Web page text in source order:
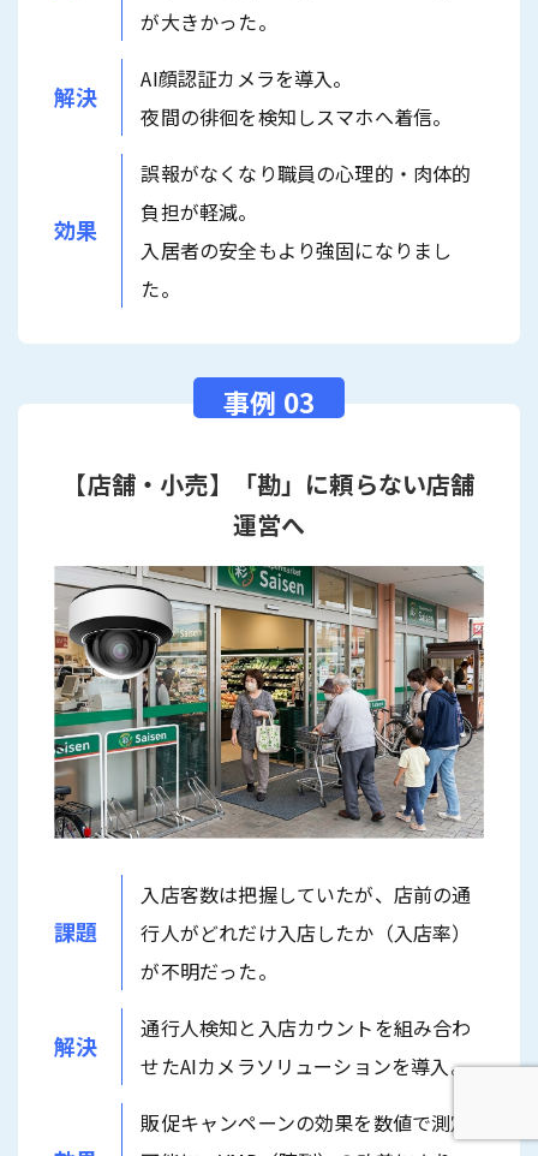
が大きかった。
解決
AI顔認証カメラを導入。
夜間の徘徊を検知しスマホへ着信。
効果
誤報がなくなり職員の心理的・肉体的
負担が軽減。
入居者の安全もより強固になりまし
た。
【店舗・小売】「勘」に頼らない店舗
運営へ
課題
入店客数は把握していたが、店前の通
行人がどれだけ入店したか（入店率）
が不明だった。
解決
通行人検知と入店カウントを組み合わ
せたAIカメラソリューションを導入。
販促キャンペーンの効果を数値で測定